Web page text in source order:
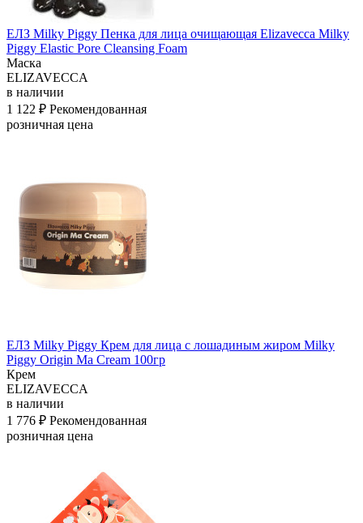
ЕЛЗ Milky Piggy Пенка для лица очищающая Elizavecca Milky
Piggy Elastic Pore Cleansing Foam
Маска
ELIZAVECCA
в наличии
1 122 ₽ Рекомендованная
розничная цена
ЕЛЗ Milky Piggy Крем для лица с лошадиным жиром Milky
Piggy Origin Ma Cream 100гр
Крем
ELIZAVECCA
в наличии
1 776 ₽ Рекомендованная
розничная цена